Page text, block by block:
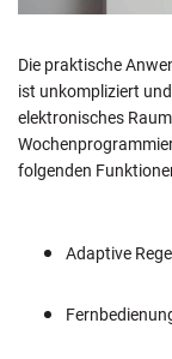
Die praktische
ist unkompliziert
elektronisches
folgenden
Adaptive